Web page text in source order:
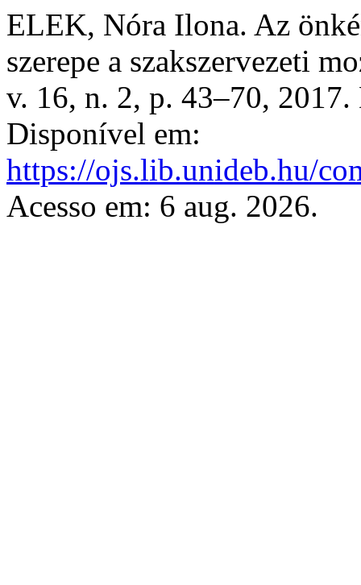
ELEK, Nóra Ilona. Az
szerepe a szakszervezeti
v. 16, n. 2, p. 43–70,
Disponível em:
https://ojs.lib.unideb.hu/
Acesso em: 6 aug. 2026.